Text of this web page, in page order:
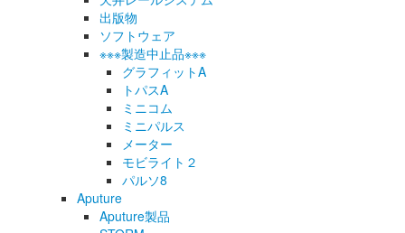
出版物
ソフトウェア
※※※製造中止品※※※
グラフィットA
トパスA
ミニコム
ミニパルス
メーター
モビライト２
パルソ8
Aputure
Aputure製品